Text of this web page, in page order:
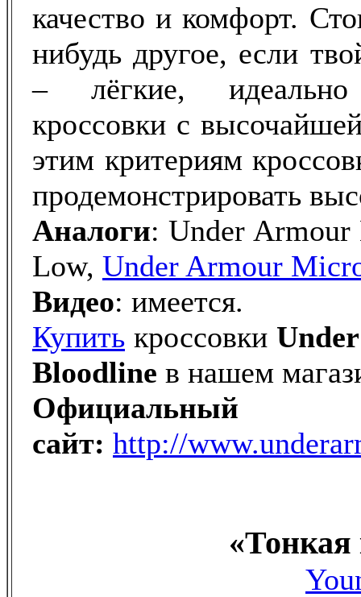
качество и комфорт.
нибудь другое, если
– лёгкие, идеально
кроссовки с
этим критериям
продемонстрировать
Аналоги: Under
Low, Under Armour
Видео: имеется.
Купить кроссовки
Bloodline в нашем
Официальный
сайт: http://
«Тонкая